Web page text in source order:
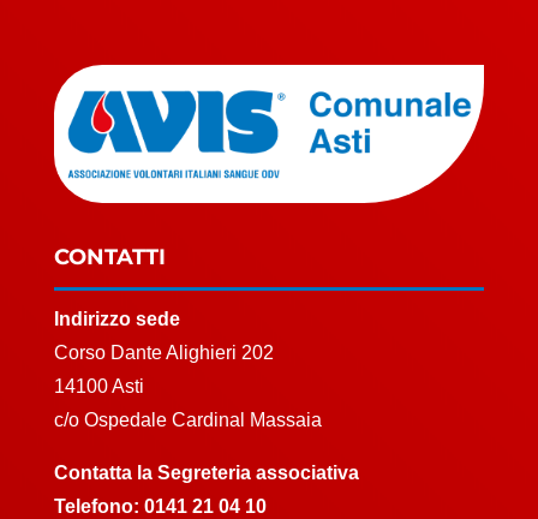
CONTATTI
Indirizzo sede
Corso Dante Alighieri 202
14100 Asti
c/o Ospedale Cardinal Massaia
Contatta la Segreteria associativa
Telefono: 0141 21 04 10